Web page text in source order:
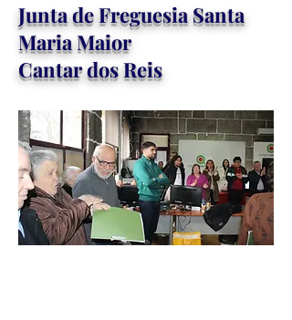
Junta de Freguesia Santa
Maria Maior
Cantar dos Reis